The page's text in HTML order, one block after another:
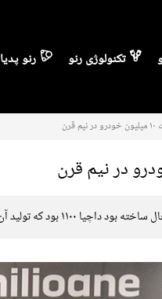
تکنولوژی رنو رنو پدیا
تولید آن در آگوست ۱۹۶۸ آغاز شد.